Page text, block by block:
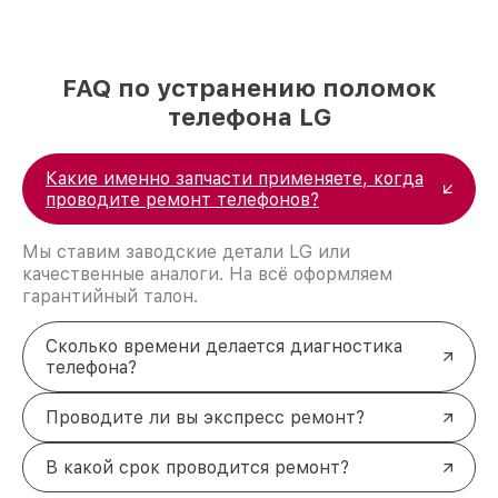
FAQ по устранению поломок
телефона LG
Какие именно запчасти применяете, когда
проводите ремонт телефонов?
Мы ставим заводские детали LG или
качественные аналоги. На всё оформляем
гарантийный талон.
Сколько времени делается диагностика
телефона?
Проводите ли вы экспресс ремонт?
В какой срок проводится ремонт?